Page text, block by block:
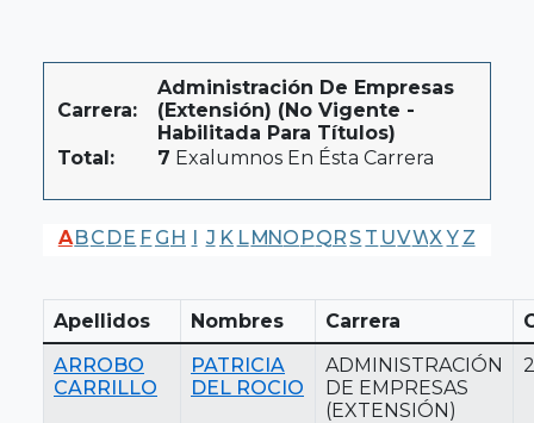
Carrera:
Administración De Empresas
(extensión) (No Vigente -
Habilitada Para Títulos)
Total:
7 Exalumnos En Ésta Carrera
ABC DE F G H I J K LMNO PQR S T UVWX Y Z
Apellidos Nombres Carrera
ARROBO
CARRILLO
PATRICIA
DEL ROCIO
ADMINISTRACIÓN
DE EMPRESAS
(EXTENSIÓN)